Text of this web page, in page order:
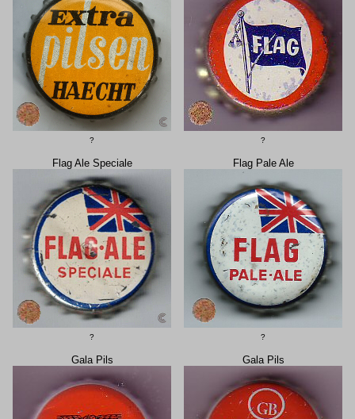
? ?
Flag Ale Speciale
?
Flag Pale Ale
?
Gala Pils Gala Pils